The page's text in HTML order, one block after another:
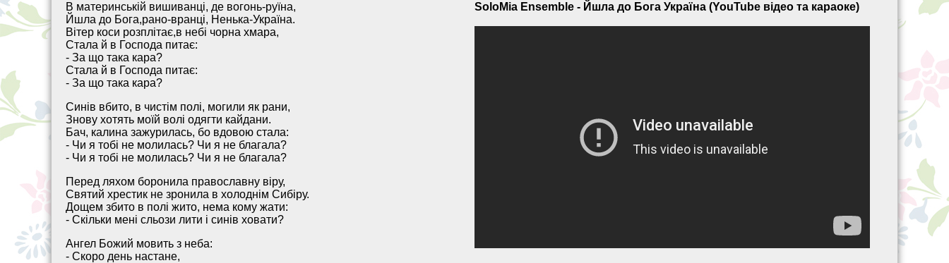
В материнській вишиванці, де вогонь-руїна,
Йшла до Бога,рано-вранці, Ненька-Україна.
Вітер коси розплітає,в небі чорна хмара,
Стала й в Господа питає:
- За що така кара?
Стала й в Господа питає:
- За що така кара?
Синів вбито, в чистім полі, могили як рани,
Знову хотять моїй волі одягти кайдани.
Бач, калина зажурилась, бо вдовою стала:
- Чи я тобі не молилась? Чи я не благала?
- Чи я тобі не молилась? Чи я не благала?
Перед ляхом боронила православну віру,
Святий хрестик не зронила в холоднім Сибіру.
Дощем збито в полі жито, нема кому жати:
- Скільки мені сльози лити і синів ховати?
Ангел Божий мовить з неба:
- Скоро день настане,
SoloMia Ensemble - Йшла до Бога Україна (YouTube відео та караоке)